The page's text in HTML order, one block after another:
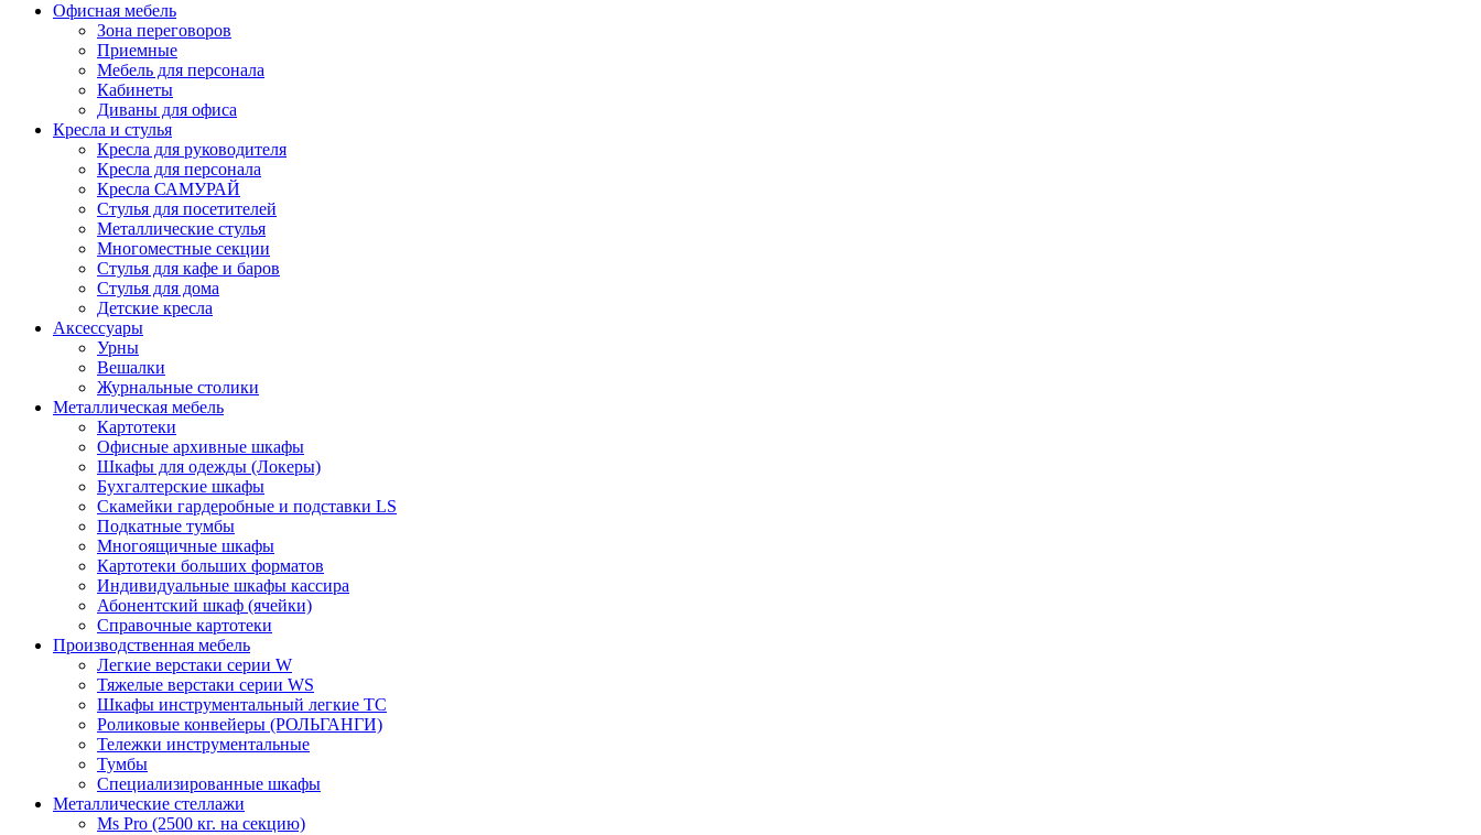
Офисная мебель
Зона переговоров
Приемные
Мебель для персонала
Кабинеты
Диваны для офиса
Кресла и стулья
Кресла для руководителя
Кресла для персонала
Кресла САМУРАЙ
Стулья для посетителей
Металлические стулья
Многоместные секции
Стулья для кафе и баров
Стулья для дома
Детские кресла
Аксессуары
Урны
Вешалки
Журнальные столики
Металлическая мебель
Картотеки
Офисные архивные шкафы
Шкафы для одежды (Локеры)
Бухгалтерские шкафы
Скамейки гардеробные и подставки LS
Подкатные тумбы
Многоящичные шкафы
Картотеки больших форматов
Индивидуальные шкафы кассира
Абонентский шкаф (ячейки)
Справочные картотеки
Производственная мебель
Легкие верстаки серии W
Тяжелые верстаки серии WS
Шкафы инструментальный легкие ТС
Роликовые конвейеры (РОЛЬГАНГИ)
Тележки инструментальные
Тумбы
Специализированные шкафы
Металлические стеллажи
Ms Pro (2500 кг. на секцию)